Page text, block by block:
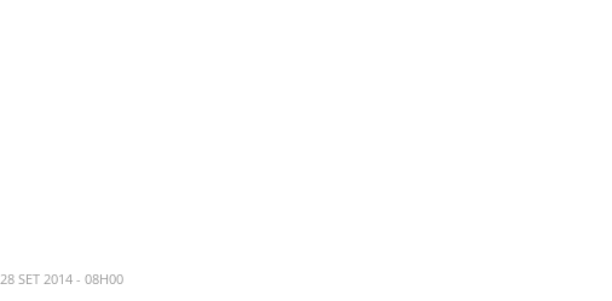
28 SET 2014 - 08H00